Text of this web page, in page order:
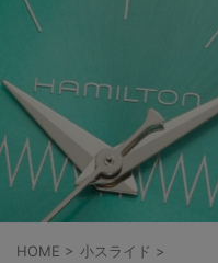
HOME > 小スライド >